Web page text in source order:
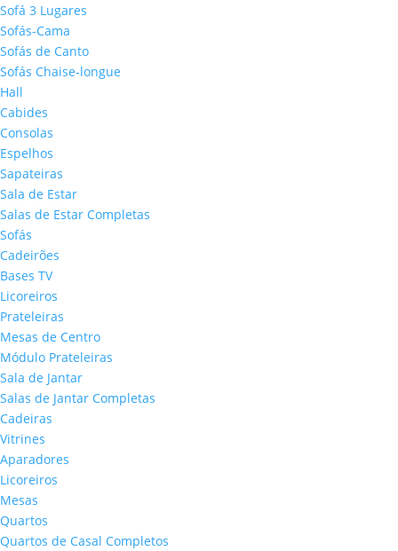
Sofá 3 Lugares
Sofás-Cama
Sofás de Canto
Sofás Chaise-longue
Hall
Cabides
Consolas
Espelhos
Sapateiras
Sala de Estar
Salas de Estar Completas
Sofás
Cadeirões
Bases TV
Licoreiros
Prateleiras
Mesas de Centro
Módulo Prateleiras
Sala de Jantar
Salas de Jantar Completas
Cadeiras
Vitrines
Aparadores
Licoreiros
Mesas
Quartos
Quartos de Casal Completos